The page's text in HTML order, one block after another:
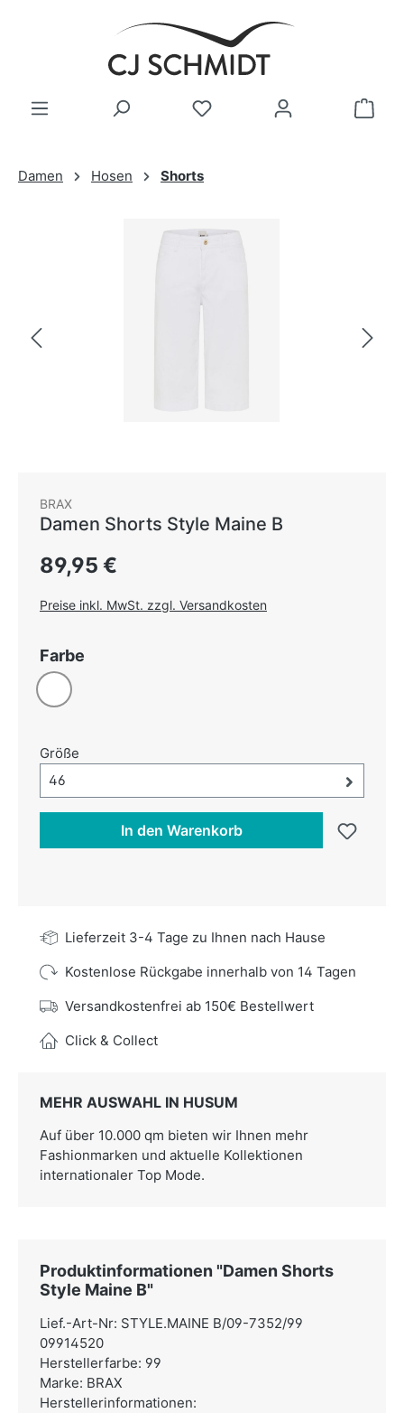
Zum Hauptinhalt springen
Damen Hosen Shorts
Bildergalerie überspringen
BRAX
Damen Shorts Style Maine B
Regulärer Preis:
89,95 €
Preise inkl. MwSt. zzgl. Versandkosten
Farbe
Weiß
Größe
Größe-Auswahl öffnen, aktuell ausgewählt:
46
In den Warenkorb
Lieferzeit 3-4 Tage zu Ihnen nach Hause
Kostenlose Rückgabe innerhalb von 14 Tagen
Versandkostenfrei ab 150€ Bestellwert
Click & Collect
MEHR AUSWAHL IN HUSUM
Auf über 10.000 qm bieten wir Ihnen mehr
Fashionmarken und aktuelle Kollektionen
internationaler Top Mode.
Produktinformationen "Damen Shorts
Style Maine B"
Lief.-Art-Nr: STYLE.MAINE B/09-7352/99
09914520
Herstellerfarbe: 99
Marke: BRAX
Herstellerinformationen: